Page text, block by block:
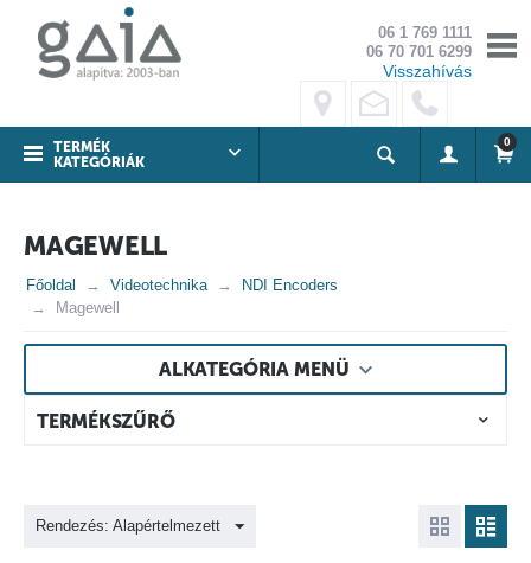
06 1 769 1111
06 70 701 6299
Visszahívás
TERMÉK
KATEGÓRIÁK
0
MAGEWELL
Főoldal Videotechnika
NDI Encoders
Magewell
ALKATEGÓRIA MENÜ
TERMÉKSZŰRŐ
Rendezés: Alapértelmezett